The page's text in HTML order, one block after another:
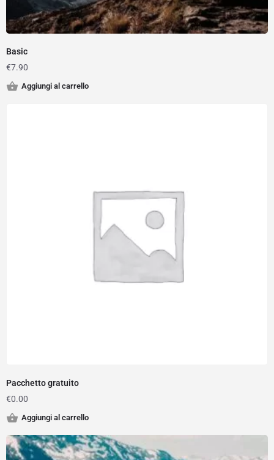
Basic
€7.90
Aggiungi al carrello
Pacchetto gratuito
€0.00
Aggiungi al carrello